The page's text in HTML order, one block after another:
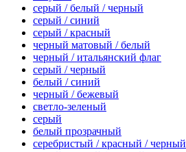
серый / белый / черный
серый / синий
серый / красный
черный матовый / белый
черный / итальянский флаг
серый / черный
белый / синий
черный / бежевый
светло-зеленый
серый
белый прозрачный
серебристый / красный / черный